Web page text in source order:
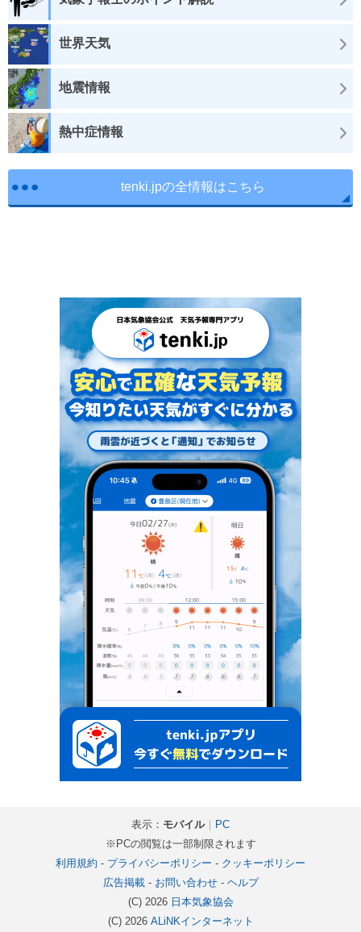
世界天気
地震情報
熱中症情報
tenki.jpの全情報はこちら
表示： モバイル｜ PC
※PCの閲覧は一部制限されます
利用規約 - プライバシーポリシー - クッキーポリシー
広告掲載- お問い合わせ- ヘルプ
(C) 2026 日本気象協会
(C) 2026 ALiNKインターネット